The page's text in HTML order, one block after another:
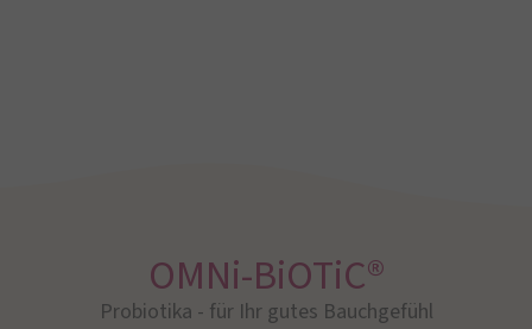
OMNi-BiOTiC®
Probiotika - für Ihr gutes Bauchgefühl​